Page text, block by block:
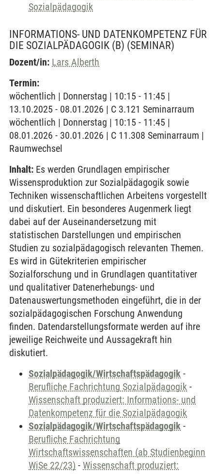
Sozialpädagogik
INFORMATIONS- UND DATENKOMPETENZ FÜR
DIE SOZIALPÄDAGOGIK (B) (SEMINAR)
Dozent/in: Lars Alberth
Termin:
wöchentlich | Donnerstag | 10:15 - 11:45 |
13.10.2025 - 08.01.2026 | C 3.121 Seminarraum
wöchentlich | Donnerstag | 10:15 - 11:45 |
08.01.2026 - 30.01.2026 | C 11.308 Seminarraum |
Raumwechsel
Inhalt: Es werden Grundlagen empirischer
Wissensproduktion zur Sozialpädagogik sowie
Techniken wissenschaftlichen Arbeitens vorgestellt
und diskutiert. Ein besonderes Augenmerk liegt
dabei auf der Auseinandersetzung mit
statistischen Darstellungen und empirischen
Studien zu sozialpädagogisch relevanten Themen.
Es wird in Gütekriterien empirischer
Sozialforschung und in Grundlagen quantitativer
und qualitativer Datenerhebungs- und
Datenauswertungsmethoden eingeführt, die in der
sozialpädagogischen Forschung Anwendung
finden. Datendarstellungsformate werden auf ihre
jeweilige Reichweite und Aussagekraft hin
diskutiert.
Sozialpädagogik/Wirtschaftspädagogik -
Berufliche Fachrichtung Sozialpädagogik -
Wissenschaft produziert: Informations- und
Datenkompetenz für die Sozialpädagogik
Sozialpädagogik/Wirtschaftspädagogik -
Berufliche Fachrichtung
Wirtschaftswissenschaften (ab Studienbeginn
WiSe 22/23) - Wissenschaft produziert: